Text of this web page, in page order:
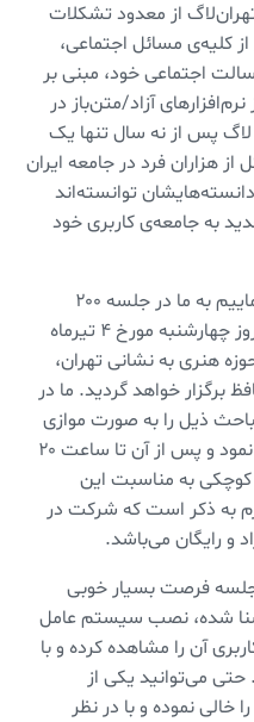
از معدود تشکلات
کلیه‌ی مسائل اجتماعی،
اجتماعی خود، مبنی بر
آزاد/متن‌باز در
لاگ پس از نه سال تنها یک
هزاران فرد در جامعه ایران
توانسته‌اند
به جامعه‌ی کاربری خود
حال از شما علاقه‌مندان دعوت می‌نماییم به ما در جلسه ۲۰۰
تهران‌لاگ بپیوندید، این جلسه در روز چهارشنبه مورخ ۴ تیرماه
الی ۲۰ در محل حوزه هنری به نشانی تهران،
برگزار خواهد گردید. ما در
جلسه از ساعت ۱۸ الی ۱۹:۲۰ مباحث ذیل را به صورت موازی
در کلاس‌های جداگانه ارائه خواهیم نمود و پس از آن تا ساعت ۲۰
کوچکی به مناسبت این
به ذکر است که شرکت در
و رایگان می‌باشد.
جلسه فرصت بسیار خوبی
آشنا شده، نصب سیستم عامل
آن را مشاهده کرده و با
حتی می‌توانید یکی از
نموده و با در نظر